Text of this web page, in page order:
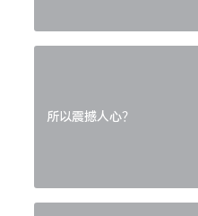
所以震撼人心？